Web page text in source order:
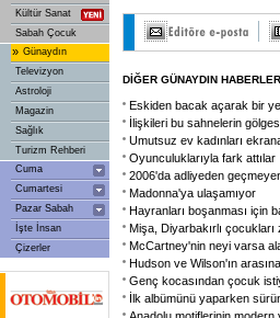
Kültür Sanat
Sabah Çocuk
» Günaydın
Televizyon
Astroloji
Magazin
Sağlık
Turizm Rehberi
Cuma
Cumartesi
Pazar Sabah
İşte İnsan
Çizerler
DİĞER GÜNAYDIN
Eskiden bacak açarak bir
İlişkileri bu sahnelerin
Umutsuz ev kadınları
Oyunculuklarıyla fark attılar
2006'da adliyeden
Madonna'ya ulaşamıyor
Hayranları boşanması için
Mişa, Diyarbakırlı çocukları
McCartney'nin neyi varsa
Hudson ve Wilson'ın
Genç kocasından çocuk
İlk albümünü yaparken